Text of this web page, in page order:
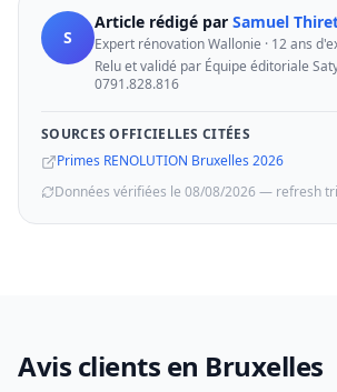
S
Article rédigé par Samuel
Expert rénovation Wallonie · 12 ans
Relu et validé par Équipe éditoriale
0791.828.816
SOURCES OFFICIELLES CITÉES
Primes RENOLUTION Bruxelles 2026
Données vérifiées le 08/08/2026 — refresh
Avis clients en Bruxelles